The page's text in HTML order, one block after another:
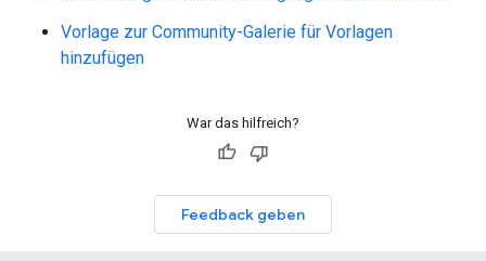
Vorlage zur Community-Galerie für Vorlagen
hinzufügen
War das hilfreich?
Feedback geben